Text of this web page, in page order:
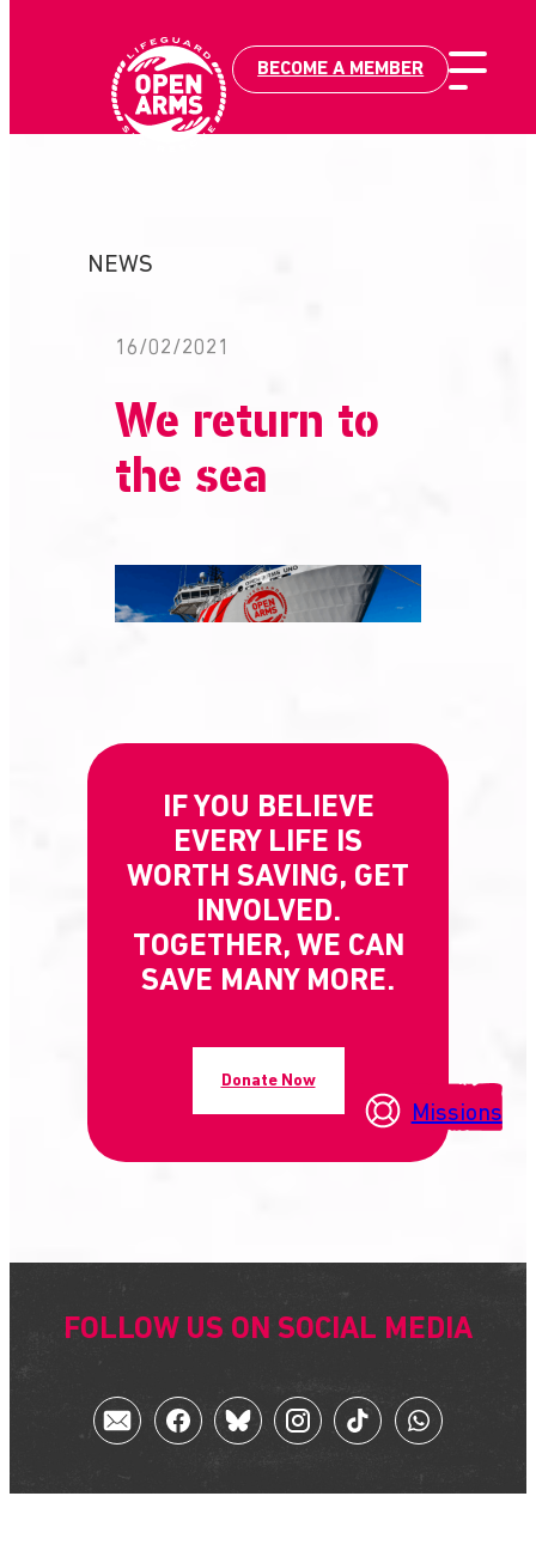
BECOME A MEMBER
NEWS
16/02/2021
We return to
the sea
Missions
IF YOU BELIEVE
EVERY LIFE IS
WORTH SAVING, GET
INVOLVED.
TOGETHER, WE CAN
SAVE MANY MORE.
Donate Now
FOLLOW US ON SOCIAL MEDIA